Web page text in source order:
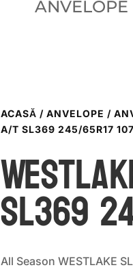
ANVELOPE
ACASĂ / ANVELOPE /
A/T SL369 245/65R17
SL369
All Season WESTLAKE